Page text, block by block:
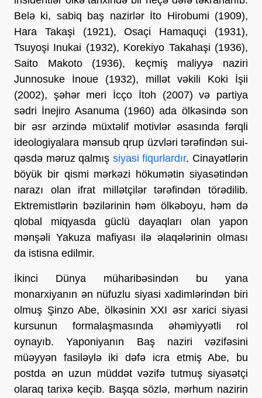
Belə ki, sabiq baş nazirlər İto Hirobumi (1909),
Hara Takaşi (1921), Osaçi Hamaquçi (1931),
Tsuyoşi Inukai (1932), Korekiyo Takahaşi (1936),
Saito Makoto (1936), keçmiş maliyyə naziri
Junnosuke İnoue (1932), millət vəkili Koki İşii
(2002), şəhər meri İcço İtoh (2007) və partiya
sədri İnejiro Asanuma (1960) ada ölkəsində son
bir əsr ərzində müxtəlif motivlər əsasında fərqli
ideologiyalara mənsub qrup üzvləri tərəfindən sui-
qəsdə məruz qalmış siyasi fiqurlardır. Cinayətlərin
böyük bir qismi mərkəzi hökumətin siyasətindən
narazı olan ifrat millətçilər tərəfindən törədilib.
Ektremistlərin bəzilərinin həm ölkəboyu, həm də
qlobal miqyasda güclü dayaqları olan yapon
mənşəli Yakuza mafiyası ilə əlaqələrinin olması
da istisna edilmir.
İkinci Dünya müharibəsindən bu yana
monarxiyanın ən nüfuzlu siyasi xadimlərindən biri
olmuş Şinzo Abe, ölkəsinin XXI əsr xarici siyasi
kursunun formalaşmasında əhəmiyyətli rol
oynayıb. Yaponiyanın Baş naziri vəzifəsini
müəyyən fasiləylə iki dəfə icra etmiş Abe, bu
postda ən uzun müddət vəzifə tutmuş siyasətçi
olaraq tarixə keçib. Başqa sözlə, mərhum nazirin